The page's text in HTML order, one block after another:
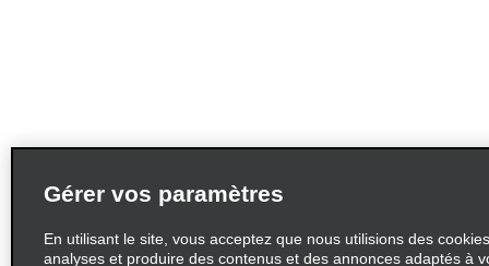
Gérer vos paramètres
En utilisant le site, vous acceptez que nous utilisions des
analyses et produire des contenus et des annonces adaptés à